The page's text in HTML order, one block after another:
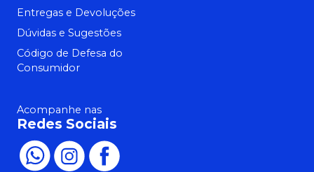
Entregas e Devoluções
Dúvidas e Sugestões
Código de Defesa do
Consumidor
Acompanhe nas
Redes Sociais